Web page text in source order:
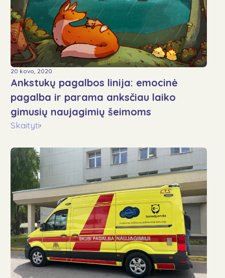
20 kovo, 2020
Ankstukų pagalbos linija: emocinė
pagalba ir parama anksčiau laiko
gimusių naujagimių šeimoms
Skaityti›